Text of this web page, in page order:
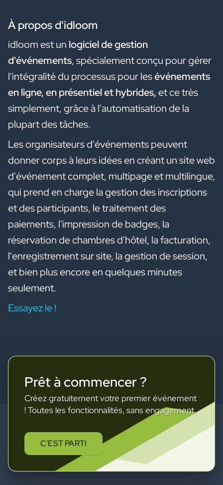
À propos d'idloom
idloom est un logiciel de gestion
d'événements, spécialement conçu pour gérer
l'intégralité du processus pour lesévénements
en ligne, en présentiel et hybrides,et ce très
simplement,grâce à l'automatisation de la
plupart des tâches.
Les organisateurs d'événements peuvent
donner corps à leurs idées en créant un site web
d'événement complet, multipage et multilingue,
qui prend en charge la gestion des inscriptions
et des participants, le traitement des
paiements, l'impression de badges, la
réservation de chambres d'hôtel, la facturation,
l'enregistrement sur site, la gestion de session,
et bien plus encore en quelques minutes
seulement.
Essayez le !
Prêt à commencer ?
Créez gratuitement votre premier événement
! Toutes les fonctionnalités, sans engagement.
C'EST PARTI